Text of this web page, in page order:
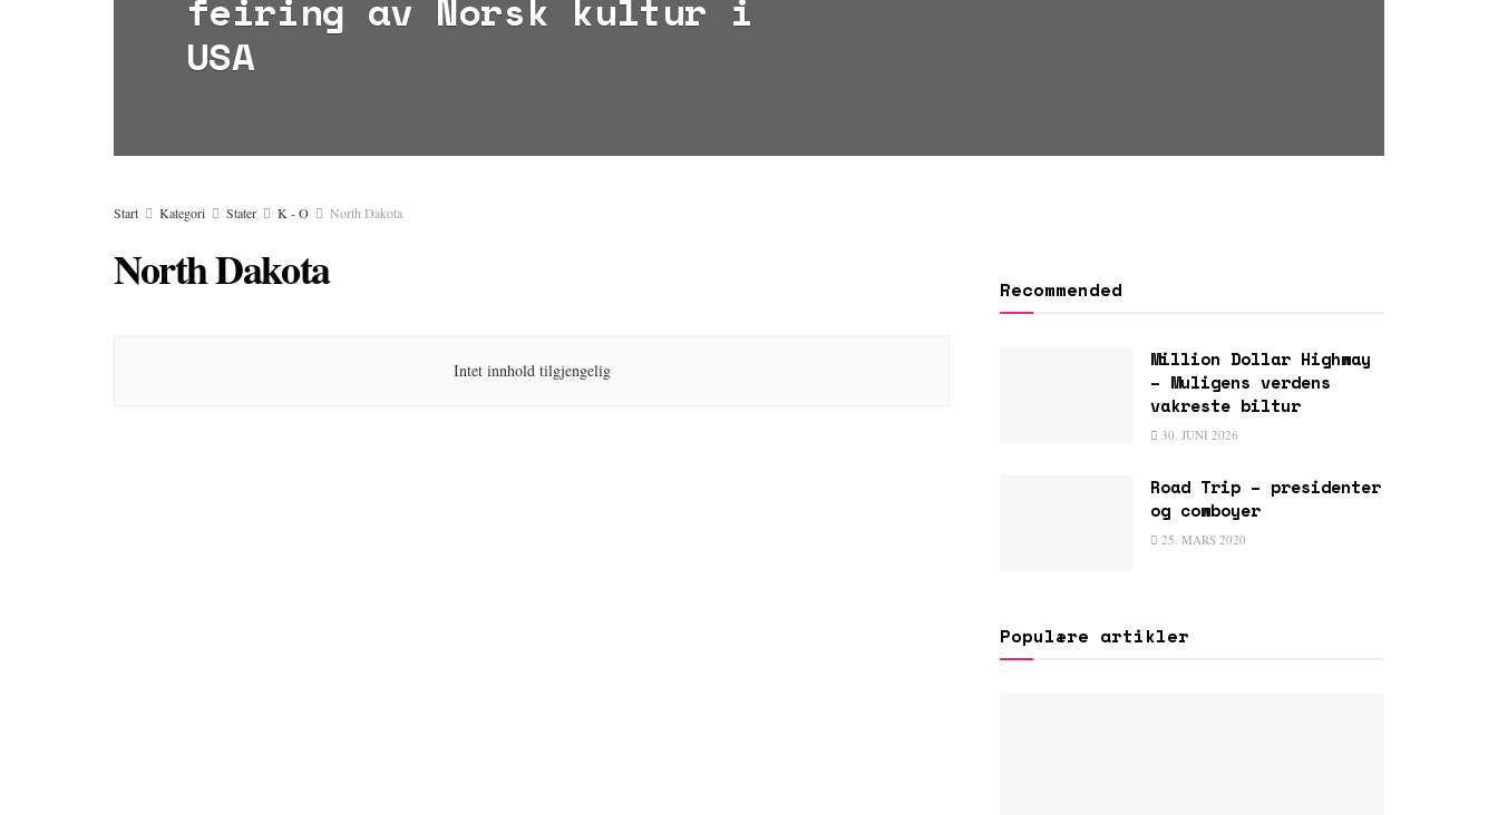
feiring av Norsk kultur i
USA
Start Kategori Stater K - O North Dakota
North Dakota
Intet innhold tilgjengelig
Recommended
Million Dollar Highway
– Muligens verdens
vakreste biltur
30. JUNI 2026
Road Trip – presidenter
og cowboyer
25. MARS 2020
Populære artikler